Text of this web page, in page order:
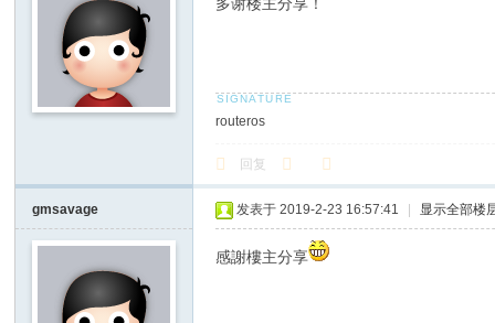
routeros
回复
gmsavage 发表于 2019-2-23 16:57:41 显示全部楼
感謝樓主分享